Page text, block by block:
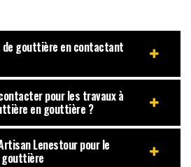
de gouttière en contactant
pour les travaux à
en gouttière ?
Lenestour pour le
gouttière